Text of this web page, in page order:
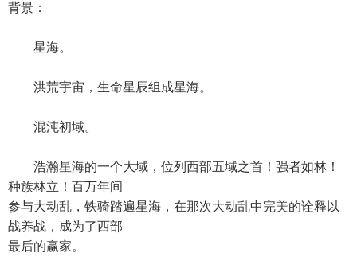
背景：
星海。
洪荒宇宙，生命星辰组成星海。
混沌初域。
浩瀚星海的一个大域，位列西部五域之首！强者如林！
种族林立！百万年间
参与大动乱，铁骑踏遍星海，在那次大动乱中完美的诠释以
战养战，成为了西部
最后的赢家。